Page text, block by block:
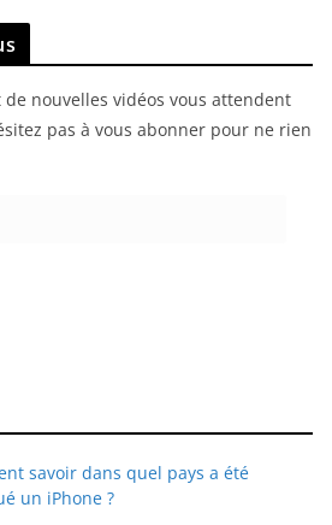
nouvelles vidéos vous attendent
pas à vous abonner pour ne rien
savoir dans quel pays a été
un iPhone ?